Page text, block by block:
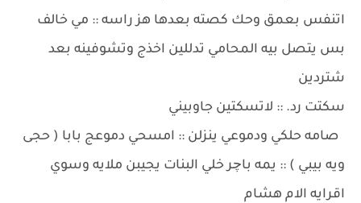
اتنفس بعمق وحك كصته بعدها هز راسه :: مي خالف
بس يتصل بيه المحامي تدللين اخذج وتشوفينه بعد
شتردين
سكتت رد. :: لاتسكتين جاوبيني
صامه حلكي ودموعي ينزلن :: امسحي دموعج بابا ( حجى
ويه بيبي ) :: يمه باچر خلي البنات يجيبن ملايه وسوي
اقرايه الام هشام